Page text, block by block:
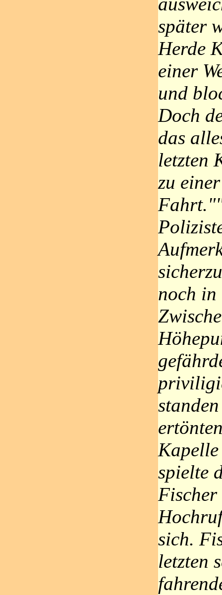
später
Herde
einer
und
Doch
das
letzten
zu
noch in
Kapelle
spielte
sich.
letzten